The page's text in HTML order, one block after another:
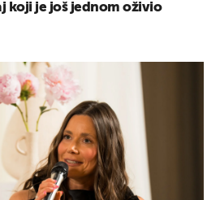
koji je još jednom oživio